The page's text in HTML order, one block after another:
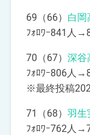
69（66） 白
ﾌｫﾛﾜｰ841人
70（67） 深
ﾌｫﾛﾜｰ806人
※最終投稿
71（68） 羽
ﾌｫﾛﾜｰ762人